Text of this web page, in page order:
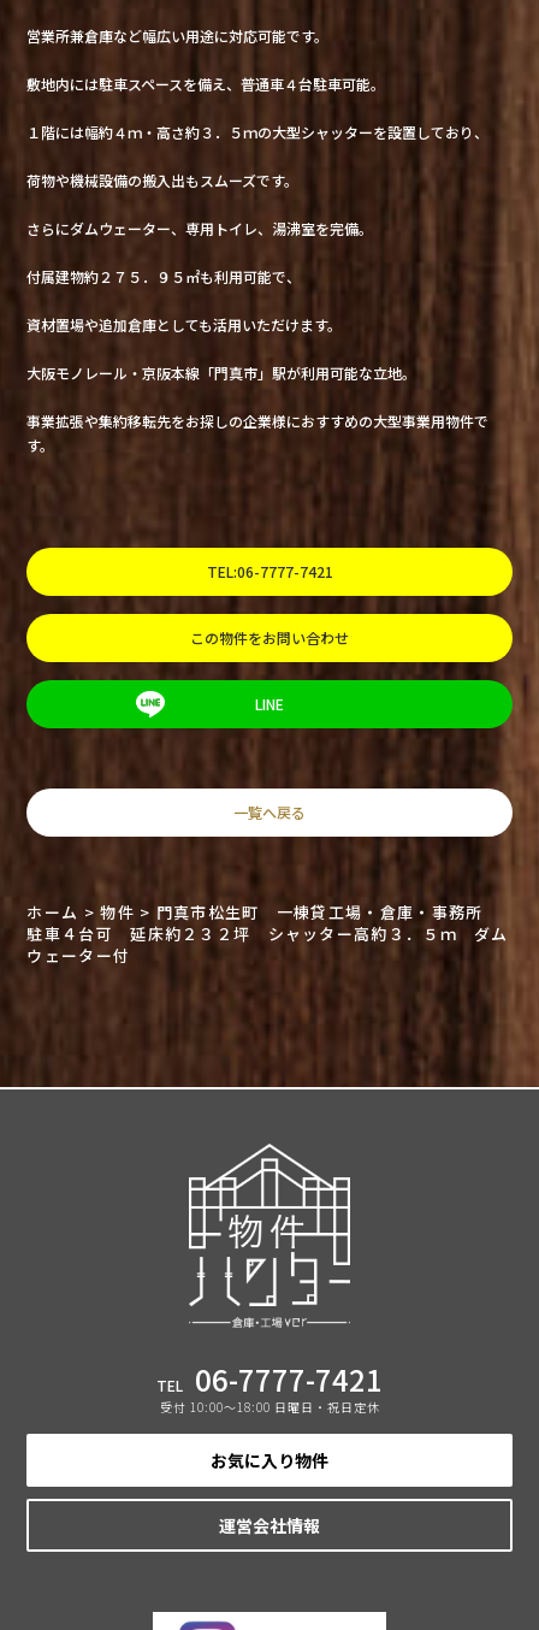
営業所兼倉庫など幅広い用途に対応可能です。
敷地内には駐車スペースを備え、普通車４台駐車可能。
１階には幅約４ｍ・高さ約３．５ｍの大型シャッターを設置しており、
荷物や機械設備の搬入出もスムーズです。
さらにダムウェーター、専用トイレ、湯沸室を完備。
付属建物約２７５．９５㎡も利用可能で、
資材置場や追加倉庫としても活用いただけます。
大阪モノレール・京阪本線「門真市」駅が利用可能な立地。
事業拡張や集約移転先をお探しの企業様におすすめの大型事業用物件で
す。
TEL:06-7777-7421
この物件をお問い合わせ
LINE
一覧へ戻る
ホーム >物件 > 門真市松生町 一棟貸工場・倉庫・事務所
駐車４台可 延床約２３２坪 シャッター高約３．５ｍ ダム
ウェーター付
TEL 06-7777-7421
受付 10:00〜18:00 日曜日・祝日定休
お気に入り物件
運営会社情報